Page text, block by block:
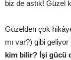
biz de astık! Güzel
Güzelden çok
mı var?) gibi
kim bilir? İşi gücü